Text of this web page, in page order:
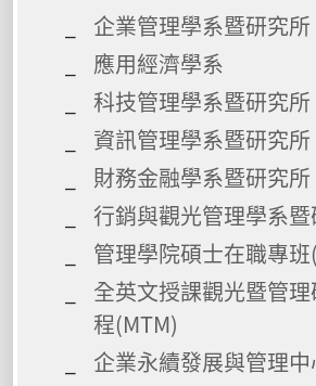
企業管理學系暨研究所
應用經濟學系
科技管理學系暨研究所
資訊管理學系暨研究所
財務金融學系暨研究所
行銷與觀光管理學系
管理學院碩士在職專班
全英文授課觀光暨管
程(MTM)
企業永續發展與管理中